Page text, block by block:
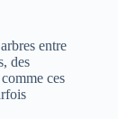
entre
des
ces